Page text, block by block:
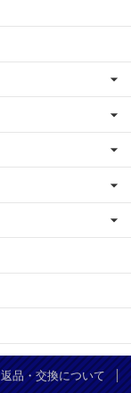
返品・交換について